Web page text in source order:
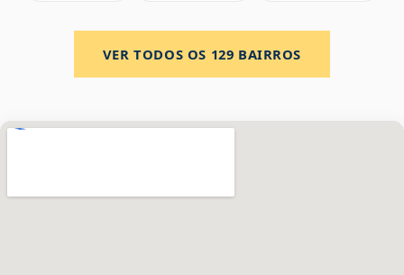
VER TODOS OS 129 BAIRROS